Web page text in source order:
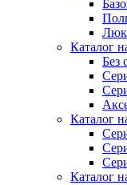
Каталог
Без
Каталог
Каталог